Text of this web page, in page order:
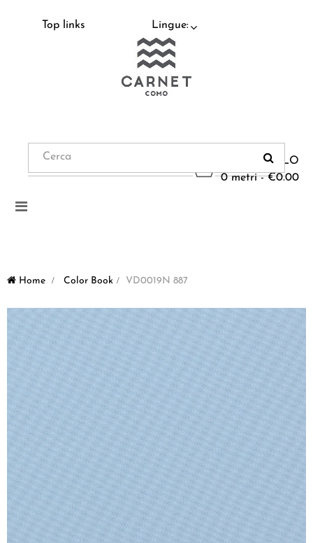
Top links Lingue:
CARRELLO
0 metri - €0.00
Navigazione
Home > Color Book > VD0019N 887